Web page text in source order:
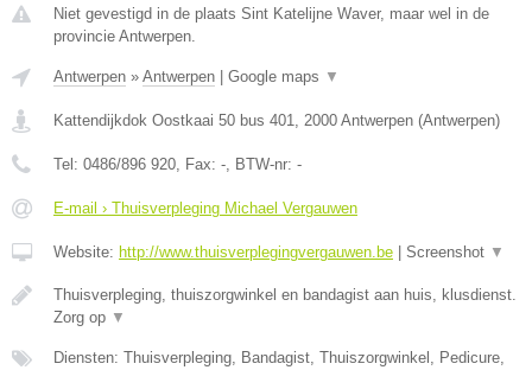
Niet gevestigd in de plaats Sint Katelijne Waver, maar wel in de
provincie Antwerpen.
Antwerpen » Antwerpen Google maps ▼
Kattendijkdok Oostkaai 50 bus 401, 2000 Antwerpen (Antwerpen)
Tel: 0486/896 920, Fax: -, BTW-nr: -
E-mail › Thuisverpleging Michael Vergauwen
Website: http://www.thuisverplegingvergauwen.be Screenshot ▼
Thuisverpleging, thuiszorgwinkel en bandagist aan huis, klusdienst.
Zorg op ▼
Diensten: Thuisverpleging, Bandagist, Thuiszorgwinkel, Pedicure,